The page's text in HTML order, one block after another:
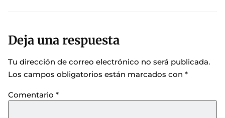
Deja una respuesta
Tu dirección de correo electrónico no será publicada.
Los campos obligatorios están marcados con *
Comentario *